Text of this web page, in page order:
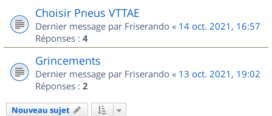
Choisir Pneus VTTAE
Dernier message par Friserando « 14 oct. 2021, 16:57
Réponses : 4
Grincements
Dernier message par Friserando « 13 oct. 2021, 19:02
Réponses : 2
Nouveau sujet